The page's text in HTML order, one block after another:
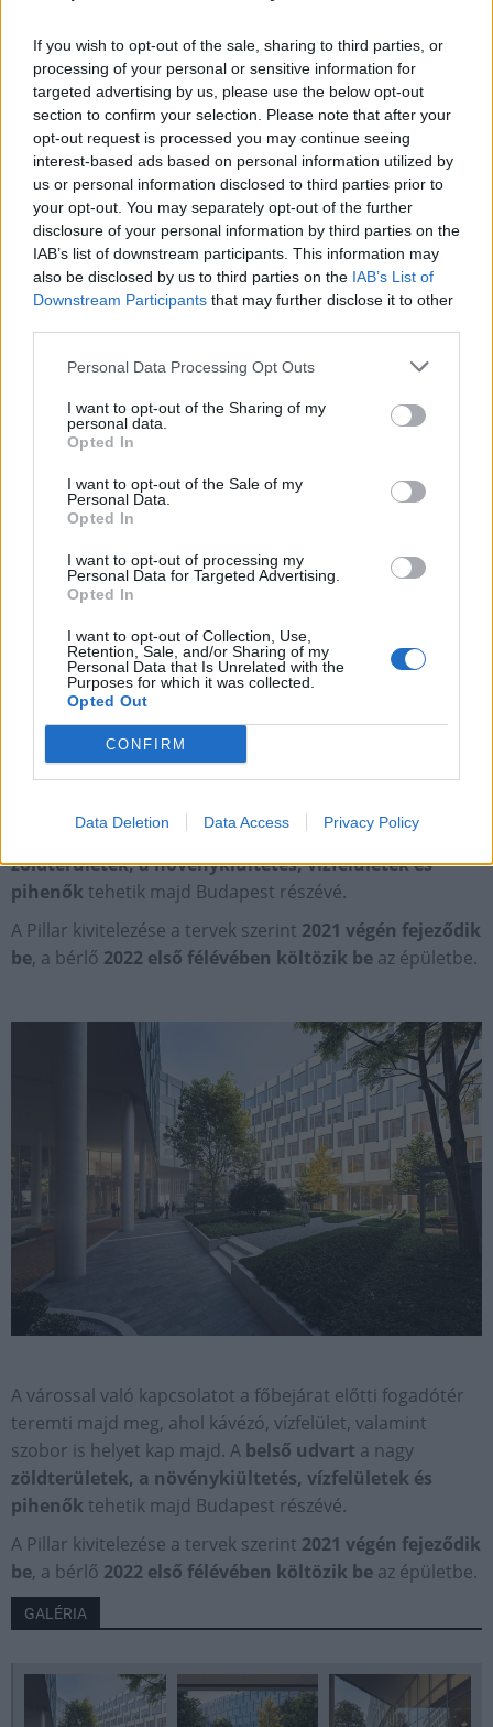
If you wish to opt-out of the sale, sharing to third parties, or
processing of your personal or sensitive information for
targeted advertising by us, please use the below opt-out
section to confirm your selection. Please note that after your
opt-out request is processed you may continue seeing
interest-based ads based on personal information utilized by
us or personal information disclosed to third parties prior to
your opt-out. You may separately opt-out of the further
disclosure of your personal information by third parties on the
IAB’s list of downstream participants. This information may
also be disclosed by us to third parties on the IAB’s List of
Downstream Participants that may further disclose it to other
Personal Data Processing Opt Outs
I want to opt-out of the Sharing of my
personal data.
Opted In
I want to opt-out of the Sale of my
Personal Data.
Opted In
I want to opt-out of processing my
Personal Data for Targeted Advertising.
Opted In
I want to opt-out of Collection, Use,
Retention, Sale, and/or Sharing of my
Personal Data that Is Unrelated with the
Purposes for which it was collected.
Opted Out
CONFIRM
Data Deletion Data Access Privacy Policy
A tervezőiroda leírása alapján a négy épülettömbből álló
irodakomplexumban
a keskenyebb és a szélesebb
épületszárnyak váltakozása miatt hullámzó
hatást keltő épülettestek és a lekerekített
épületsarkok karakteres képet adnak az
épületnek.
Nagy zöldterülettel épül meg
A várossal való kapcsolatot a főbejárat előtti fogadótér
teremti majd meg, ahol kávézó, vízfelület, valamint
szobor is helyet kap majd. A belső udvarta nagy
zöldterületek, a növénykiültetés, vízfelületek és
pihenők tehetik majd Budapest részévé.
A Pillar kivitelezése a tervek szerint 2021 végén fejeződik
be, a bérlő 2022 első félévében költözik be az épületbe.
A várossal való kapcsolatot a főbejárat előtti fogadótér
teremti majd meg, ahol kávézó, vízfelület, valamint
szobor is helyet kap majd. A belső udvart a nagy
zöldterületek, a növénykiültetés, vízfelületek és
pihenők tehetik majd Budapest részévé.
A Pillar kivitelezése a tervek szerint 2021 végén fejeződik
be, a bérlő 2022 első félévében költözik be az épületbe.
GALÉRIA